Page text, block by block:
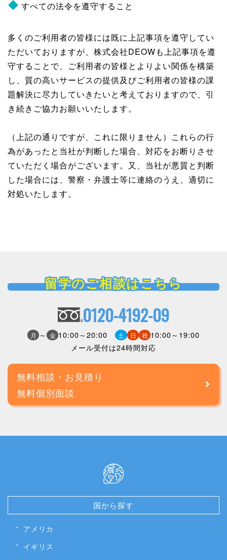
すべての法令を遵守すること
多くのご利用者の皆様には既に上記事項を遵守してい
ただいておりますが、株式会社DEOWも上記事項を遵
守することで、ご利用者の皆様とよりよい関係を構築
し、質の高いサービスの提供及びご利用者の皆様の課
題解決に尽力していきたいと考えておりますので、引
き続きご協力お願いいたします。
（上記の通りですが、これに限りません）これらの行
為があったと当社が判断した場合、対応をお断りさせ
ていただく場合がございます。又、当社が悪質と判断
した場合には、警察・弁護士等に連絡のうえ、適切に
対処いたします。
留学のご相談はこちら
0120-4192-09
月 ～ 金 10:00～20:00 土 日 祝 10:00～19:00
メール受付は24時間対応
無料相談・お見積り
無料個別面談
国から探す
アメリカ
イギリス